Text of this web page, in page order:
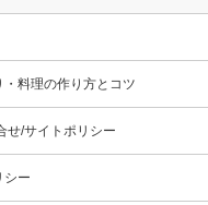
料理の作り方とコツ
せ/サイトポリシー
シー